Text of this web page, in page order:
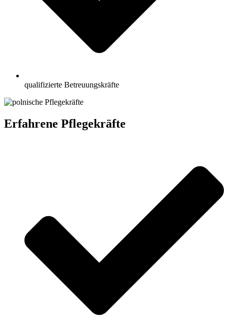
qualifizierte Betreuungskräfte
Erfahrene Pflegekräfte